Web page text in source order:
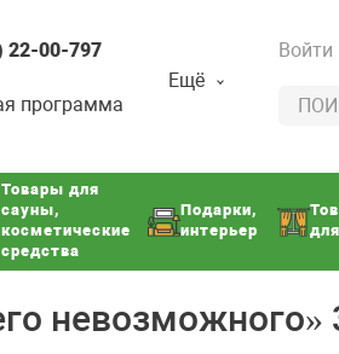
22-00-797
программа
Ещё
Войти
Товары для
сауны,
косметические
средства
Подарки,
интерьер
невозможного»